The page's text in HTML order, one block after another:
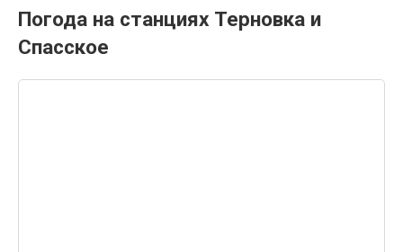
Погода на станциях Терновка и
Спасское